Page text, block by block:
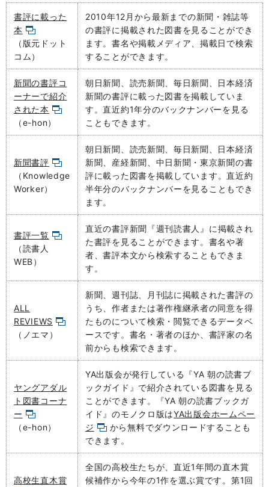
書評に載った
本
（版元ドット
コム）
2010年12月から最新までの新聞・雑誌等
の書評に掲載された図書を見ることができ
ます。書名や掲載メディア、掲載日で検索
することができます。
新聞の書評コ
ーナーで紹介
された本
（e-hon）
朝日新聞、読売新聞、毎日新聞、日本経済
新聞の書評に載った図書を掲載していま
す。直近約1年分のバックナンバーを見る
こともできます。
新聞書評
（Knowledge
Worker）
朝日新聞、読売新聞、毎日新聞、日本経済
新聞、産経新聞、中日新聞・東京新聞の書
評に載った図書を掲載しています。直近約
半年分のバックナンバーを見ることもでき
ます。
書評一覧
（読書人
WEB）
直近の書評新聞 『週刊読書人』に掲載され
た書評を見ることができます。書名や著
者、書評本文から検索することもできま
す。
ALL
REVIEWS
（ノエマ）
新聞、週刊誌、月刊誌に掲載された書評の
うち、作者または著作権継承者の同意を得
たものについて検索・閲覧できるデータベ
ースです。書名・著者のほか、書評家の名
前からも検索できます。
ヤングアダル
ト図書コーナ
ー
（e-hon）
YA出版会が発行している『YA 朝の読書ブ
ックガイド』で紹介されている図書を見る
ことができます。『YA 朝の読書ブックガ
イド』のモノクロ版はYA出版会ホームペー
ジ
から無料でダウンロードすることも
できます。
高校生直木賞
全国の高校生たちが、直近1年間の直木賞
候補作から今年の1作を選ぶ賞です。第1回